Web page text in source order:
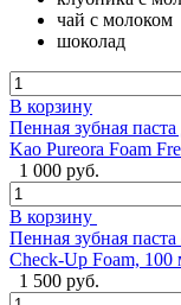
чай с молоком
шоколад
В корзину
Пенная зубная
Kao Pureora Foam
1 000 руб.
В корзину
Пенная зубная
Check-Up Foam, 100
1 500 руб.